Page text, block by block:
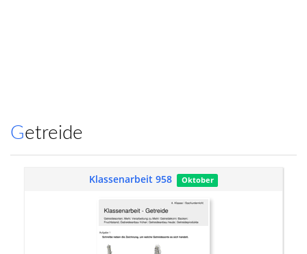
Getreide
Klassenarbeit 958 Oktober